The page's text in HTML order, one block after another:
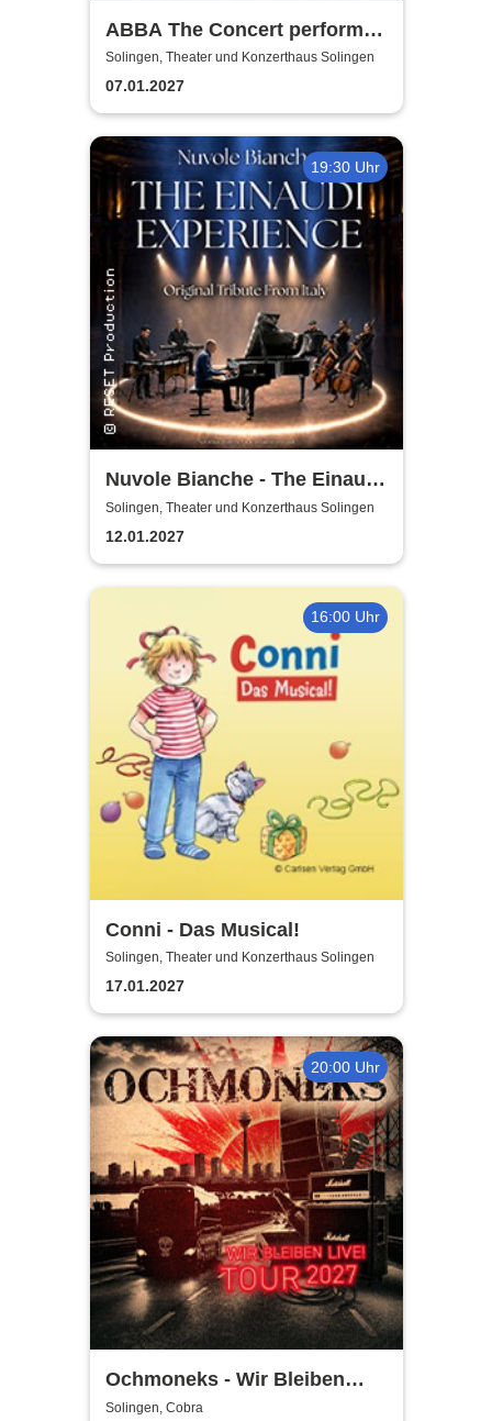
ABBA The Concert performed
by ABBAMUSIC
Solingen, Theater und Konzerthaus Solingen
07.01.2027
19:30 Uhr
Nuvole Bianche - The Einaudi
Experience - Original Tribute
from Italy
Solingen, Theater und Konzerthaus Solingen
12.01.2027
16:00 Uhr
Conni - Das Musical!
Solingen, Theater und Konzerthaus Solingen
17.01.2027
20:00 Uhr
Ochmoneks - Wir Bleiben
Live! Tour 2027
Solingen, Cobra